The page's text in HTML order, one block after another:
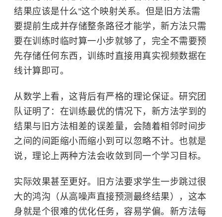
结果应该是什么"这个映射关系。但是旧方法需
要提前生成并存储整条路径才能学，新方法只需
要在训练时临时算一小步就够了，完全不需要预
先存储任何东西，训练时直接用真实视频数据在
线计算即可。
从数学上看，这背后有严格的理论保证。研究团
队证明了：在训练最优的情况下，新方法学到的
结果与旧方法相差的误差量，会随着相邻时间步
之间的间距缩小而缩小到可以忽略不计。也就是
说，理论上两种方法会收敛到同一个学习目标。
实际效果甚至更好。旧方法要求学生一步跳过很
大的鸿沟（从高噪声直接预测最终结果），这本
身就是个很难的优化任务，容易学偏。新方法每